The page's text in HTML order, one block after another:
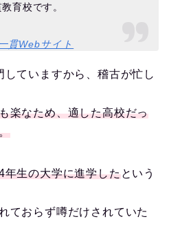
育校です。
貫Webサイト
ていますから、稽古が忙し
楽なため、適した高校だっ
年生の大学に進学したという
ておらず噂だけされていた